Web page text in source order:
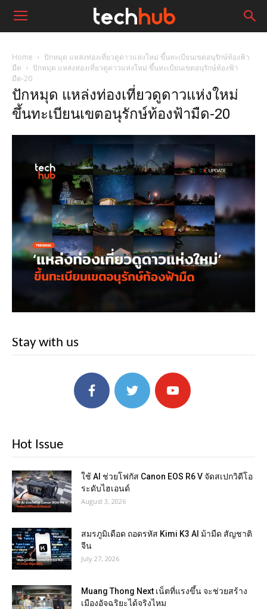
Home
ปักหมุด แหล่งท่องเที่ยวดูดาวแห่งใหม่ ขึ้นทะเบียนเขตอนุรักษ์ท้องฟ้า
มืด
ปักหมุด แหล่งท่องเที่ยวดูดาวแห่งใหม่ ขึ้นทะเบียนเขตอนุรักษ์ท้องฟ้า
มืด-20
ปักหมุด แหล่งท่องเที่ยวดูดาวแห่งใหม่
ขึ้นทะเบียนเขตอนุรักษ์ท้องฟ้ามืด-20
Stay with us
Hot Issue
ใช้ AI ช่วยโฟกัส Canon EOS R6 V จัดสเปกวิดีโอ
ระดับไฮเอนด์
August 3, 2026
สมรภูมิเดือด ถอดรหัส Kimi K3 AI ม้ามืด สัญชาติ
จีน
July 27, 2026
Muang Thong Next เน็ตที่แรงขึ้น จะช่วยสร้าง
เมืองอัจฉริยะได้จริงไหม